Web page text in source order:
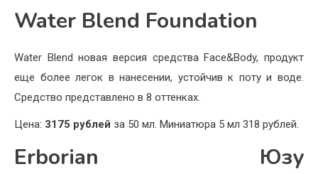
Water Blend Foundation
Water Blend новая версия средства Face&Body, продукт
еще более легок в нанесении, устойчив к поту и воде.
Средство представлено в 8 оттенках.
Цена: 3175 рублей за 50 мл. Миниатюра 5 мл 318 рублей.
Erborian Юзу